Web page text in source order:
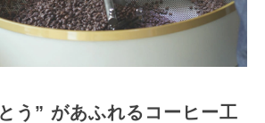
う” があふれるコーヒー工